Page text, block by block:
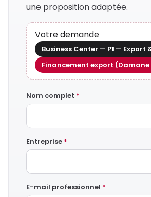
une proposition adaptée.
Votre demande
Business Center — P1 — Export
Financement export (Damane
Nom complet *
Entreprise *
E-mail professionnel *